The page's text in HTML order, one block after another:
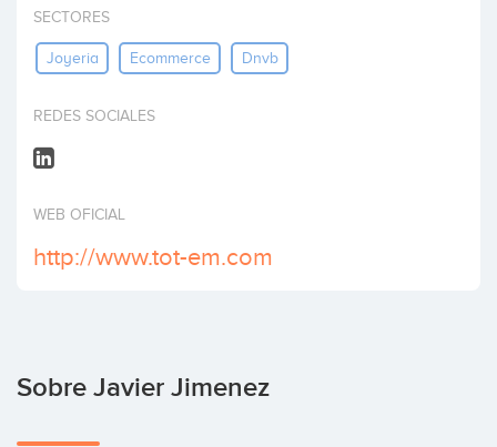
Invertir
SECTORES
Joyeria Ecommerce Dnvb
REDES SOCIALES
WEB OFICIAL
http://www.tot-em.com
Sobre Javier Jimenez